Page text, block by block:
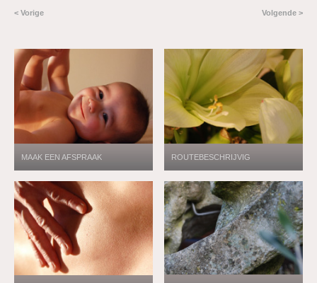
Volgende >
< Vorige
MAAK EEN AFSPRAAK ROUTEBESCHRIJVIG